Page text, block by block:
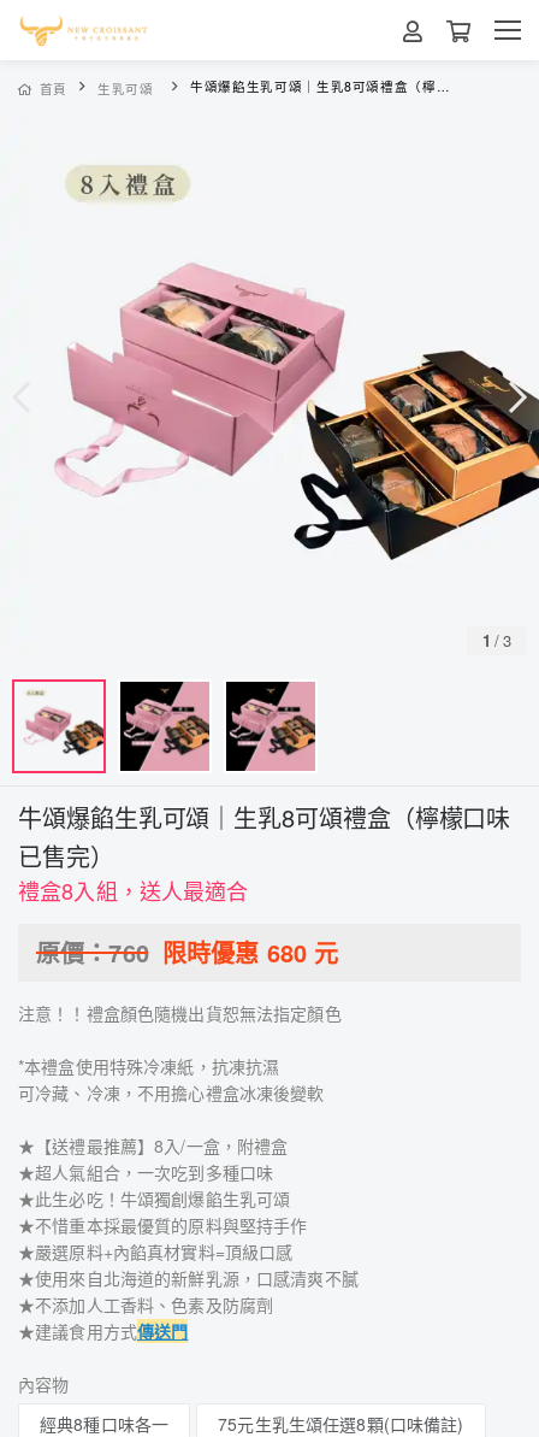
首頁 生乳可頌 牛頌爆餡生乳可頌｜生乳8可頌禮盒（檸檬口味已售完）
1 /3
牛頌爆餡生乳可頌｜生乳8可頌禮盒（檸檬口味
已售完）
禮盒8入組，送人最適合
原價：760 限時優惠 680 元
注意！！禮盒顏色隨機出貨恕無法指定顏色
*本禮盒使用特殊冷凍紙，抗凍抗濕
可冷藏、冷凍，不用擔心禮盒冰凍後變軟
★【送禮最推薦】8入/一盒，附禮盒
★超人氣組合，一次吃到多種口味
★此生必吃！牛頌獨創爆餡生乳可頌
★不惜重本採最優質的原料與堅持手作
★嚴選原料+內餡真材實料=頂級口感
★使用來自北海道的新鮮乳源，口感清爽不膩
★不添加人工香料、色素及防腐劑
★建議食用方式傳送門
內容物
經典8種口味各一
75元生乳生頌任選8顆(口味備註)